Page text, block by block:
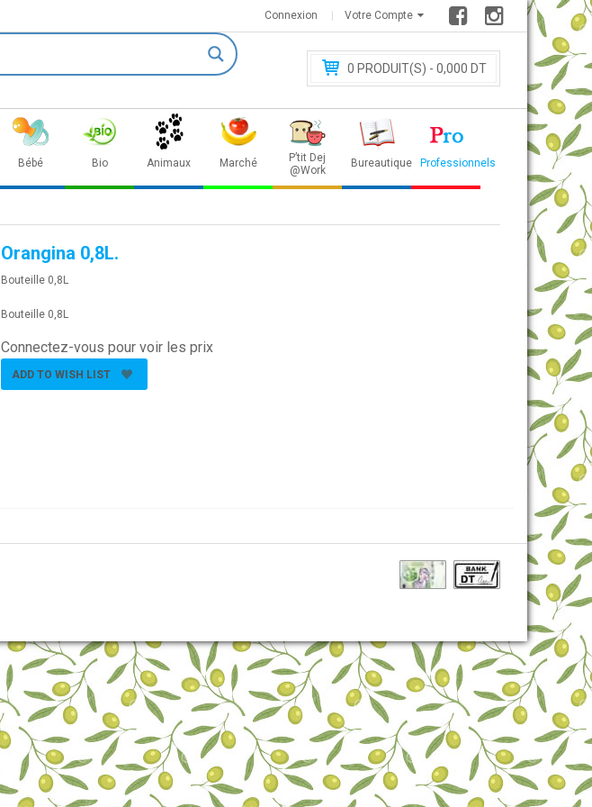
Votre Compte
Connexion
0 PRODUIT(S) - 0,000 DT
Bébé Bio Animaux Marché
P’tit Dej
@Work
Bureautique Professionnels
Orangina 0,8L.
Bouteille 0,8L
Bouteille 0,8L
Connectez-vous pour voir les prix
ADD TO WISH LIST